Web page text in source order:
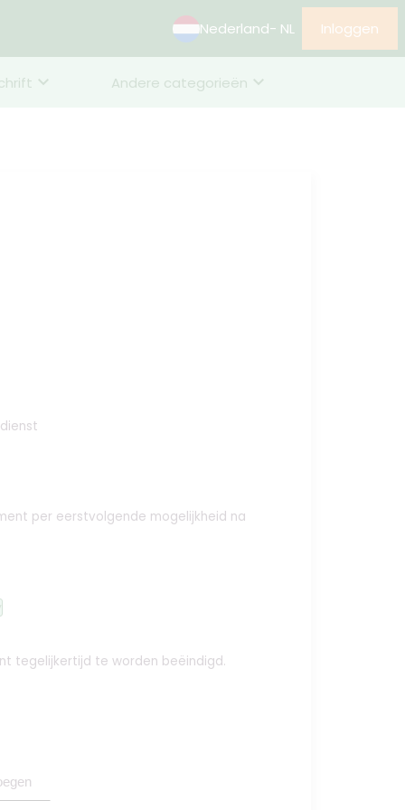
Nederland- NL Inloggen
Andere categorieën
per eerstvolgende mogelijkheid na
tegelijkertijd te worden beëindigd.